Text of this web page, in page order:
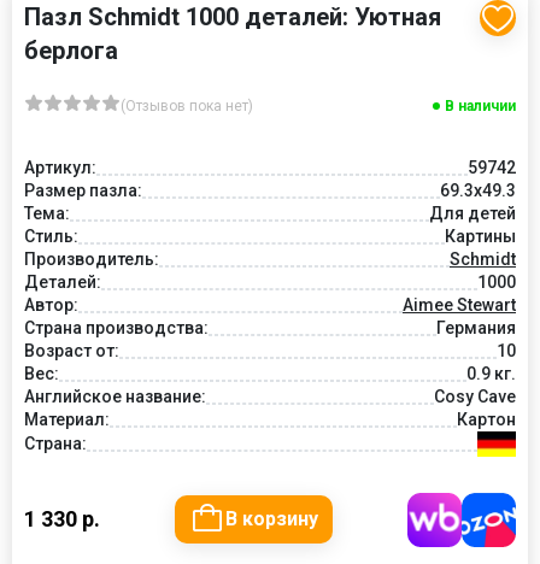
Пазл Schmidt 1000 деталей: Уютная
берлога
(Отзывов пока нет) В наличии
Артикул:
59742
Размер пазла:
69.3x49.3
Тема:
Для детей
Стиль:
Картины
Производитель:
Schmidt
Деталей:
1000
Автор:
Aimee Stewart
Страна производства:
Германия
Возраст от:
10
Вес:
0.9 кг.
Английское название:
Cosy Cave
Материал:
Картон
Страна:
1 330 р. В корзину